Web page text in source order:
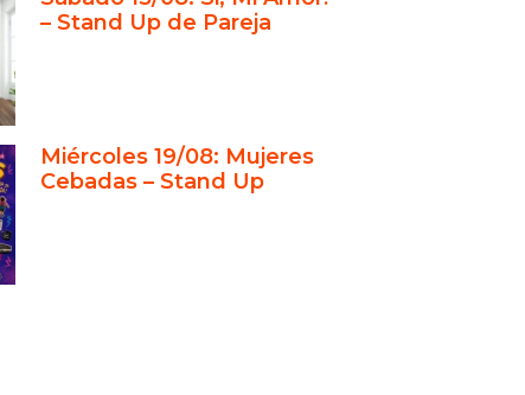
– Stand Up de Pareja
Miércoles 19/08: Mujeres
Cebadas – Stand Up